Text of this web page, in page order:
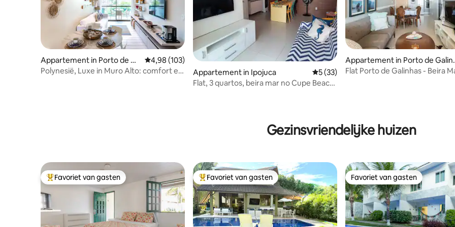
Appartement in Porto de Ga
linhas
Gemiddelde beoordeling van 4,98 uit 5, 103 recensies
4,98 (103)
Polynesië, Luxe in Muro Alto: comfort en
Appartement in Ipojuca Gemiddelde beoordeling van 5 uit 5, 33
5 (33)
Flat, 3 quartos, beira mar no Cupe Beach
Appartement in Porto de
s
Flat Porto de Galinhas - Beira
Gezinsvriendelijke huizen
Topfavoriet van gasten
Favoriet van gasten Topfavoriet van gasten
Favoriet van gasten Favoriet van gasten
Favoriet van gasten